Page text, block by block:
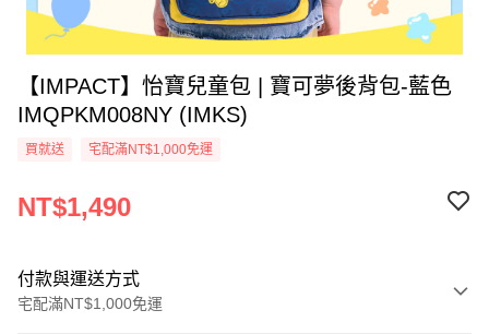
【IMPACT】怡寶兒童包 | 寶可夢後背包-藍色
IMQPKM008NY (IMKS)
買就送 宅配滿NT$1,000免運
NT$1,490
付款與運送方式
宅配滿NT$1,000免運